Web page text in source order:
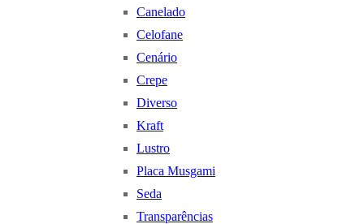
Canelado
Celofane
Cenário
Crepe
Diverso
Kraft
Lustro
Placa Musgami
Seda
Transparências